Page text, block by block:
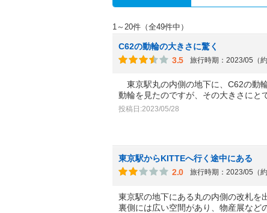
1～20件（全49件中）
C62の動輪の大きさに驚く
3.5
旅行時期：2023/05（約
東京駅丸の内側の地下に、C62の動
動輪を見たのですが、その大きさにと
投稿日:2023/05/28
東京駅からKITTEへ行く途中にある
2.0
旅行時期：2023/05（約
東京駅の地下にある丸の内側の改札を
裏側には広い空間があり、物産展など